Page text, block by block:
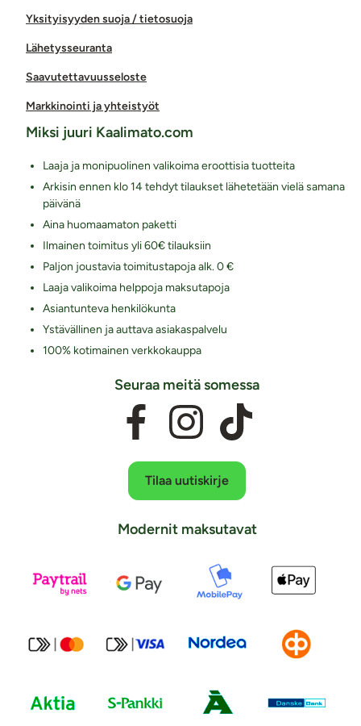
Yksityisyyden suoja / tietosuoja
Lähetysseuranta
Saavutettavuusseloste
Markkinointi ja yhteistyöt
Miksi juuri Kaalimato.com
Laaja ja monipuolinen valikoima eroottisia tuotteita
Arkisin ennen klo 14 tehdyt tilaukset lähetetään vielä samana
päivänä
Aina huomaamaton paketti
Ilmainen toimitus yli 60€ tilauksiin
Paljon joustavia toimitustapoja alk. 0 €
Laaja valikoima helppoja maksutapoja
Asiantunteva henkilökunta
Ystävällinen ja auttava asiakaspalvelu
100% kotimainen verkkokauppa
Seuraa meitä somessa
Tilaa uutiskirje
Modernit maksutavat